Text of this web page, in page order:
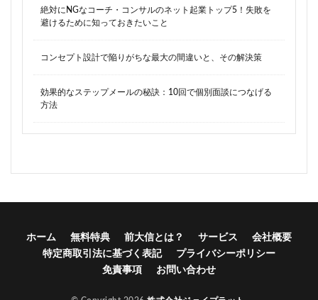
絶対にNGなコーチ・コンサルのネット起業トップ5！失敗を
避けるために知っておきたいこと
コンセプト設計で陥りがちな最大の間違いと、その解決策
効果的なステップメールの秘訣：10回で個別面談につなげる
方法
ホーム 無料特典 前大信とは？ サービス
会社概要
特定商取引法に基づく表記
プライバシーポリシー
免責事項
お問い合わせ